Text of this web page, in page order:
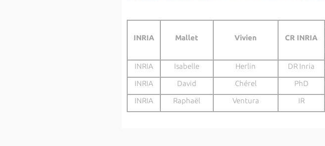
INRIA Mallet Vivien CR INRIA
INRIA Isabelle Herlin DR Inria
INRIA David Chérel PhD
INRIA Raphaël Ventura IR